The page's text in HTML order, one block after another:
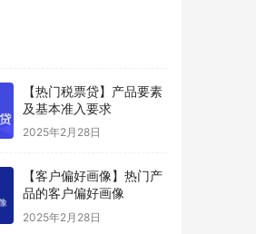
【热门税票贷】产品要素
及基本准入要求
2025年2月28日
【客户偏好画像】热门产
品的客户偏好画像
2025年2月28日